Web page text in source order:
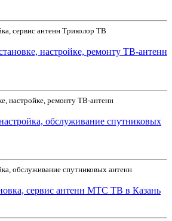
сервис антенн Триколор ТВ
настройке, ремонту ТВ-антенн
обслуживание спутниковых антенн